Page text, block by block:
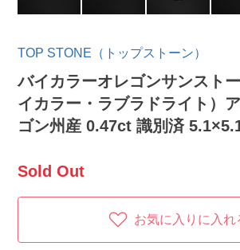
TOP STONE（トップストーン）
バイカラーオレゴンサンスト
イカラー・ラブラドライト）
ゴン州産 0.47ct 識別済
Sold Out
お気に入りに入れ